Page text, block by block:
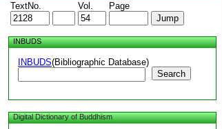
TextNo. Vol. Page
INBUDS
INBUDS(Bibliographic Database)
Search
Digital Dictionary of Buddhism